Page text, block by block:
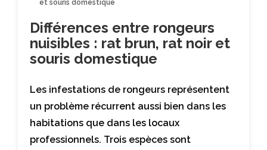
et souris domestique
Différences entre rongeurs
nuisibles : rat brun, rat noir et
souris domestique
Les infestations de rongeurs représentent
un problème récurrent aussi bien dans les
habitations que dans les locaux
professionnels. Trois espèces sont